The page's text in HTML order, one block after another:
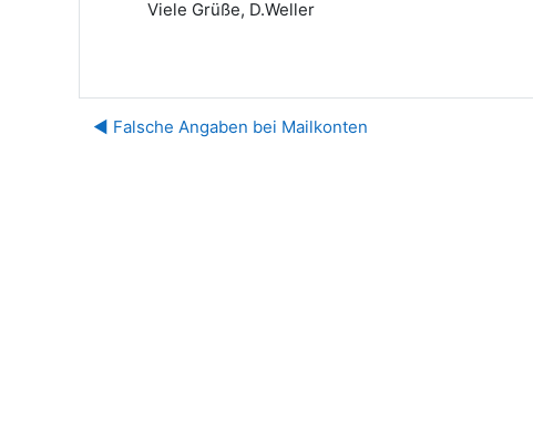
Viele Grüße, D.Weller
◀︎ Falsche Angaben bei Mailkonten